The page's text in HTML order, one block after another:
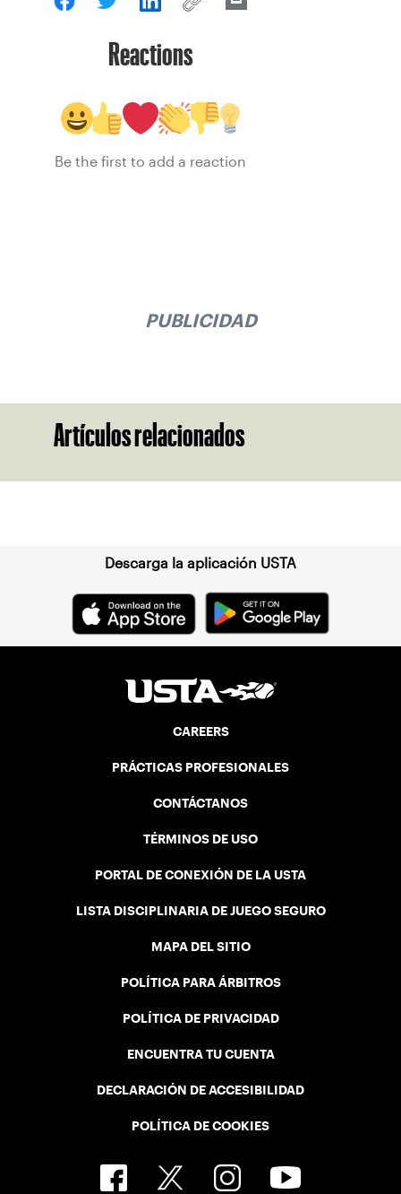
Reactions
Be the first to add a reaction
PUBLICIDAD
Artículos relacionados
Descarga la aplicación USTA
CAREERS
PRÁCTICAS PROFESIONALES
CONTÁCTANOS
TÉRMINOS DE USO
PORTAL DE CONEXIÓN DE LA USTA
LISTA DISCIPLINARIA DE JUEGO SEGURO
MAPA DEL SITIO
POLÍTICA PARA ÁRBITROS
POLÍTICA DE PRIVACIDAD
ENCUENTRA TU CUENTA
DECLARACIÓN DE ACCESIBILIDAD
POLÍTICA DE COOKIES